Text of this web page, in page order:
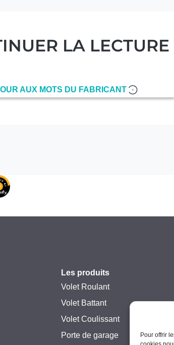
Pour offrir
LA LECTURE
AUX MOTS DU FABRICANT
Les produits
Volet Roulant
Volet Battant
Volet Coulissant
Porte de garage